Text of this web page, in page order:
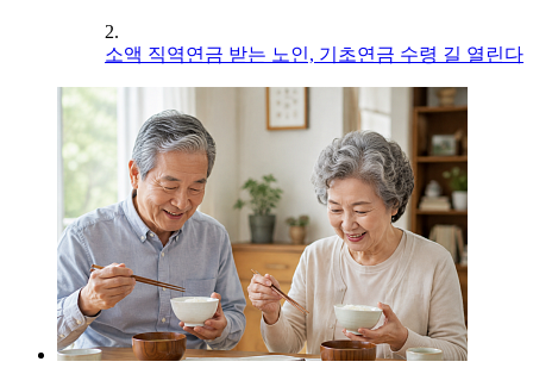
2.
소액 직역연금 받는 노인, 기초연금 수령 길 열린다